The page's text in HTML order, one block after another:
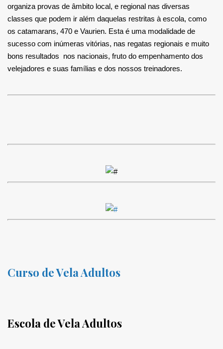
organiza provas de âmbito local, e regional nas diversas
classes que podem ir além daquelas restritas à escola, como
os catamarans, 470 e Vaurien. Esta é uma modalidade de
sucesso com inúmeras vitórias, nas regatas regionais e muito
bons resultados nos nacionais, fruto do empenhamento dos
velejadores e suas famílias e dos nossos treinadores.
Curso de Vela Adultos
Escola de Vela Adultos